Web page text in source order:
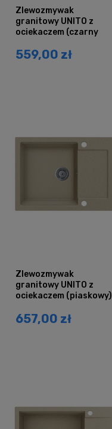
Zlewozmywak
granitowy UNITO z
ociekaczem (czarny
559,00 zł
Zlewozmywak
granitowy UNITO z
ociekaczem (piaskowy)
657,00 zł